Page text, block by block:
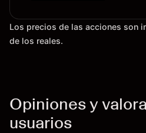
Los precios de las acciones son
de los reales.
Opiniones y
usuarios